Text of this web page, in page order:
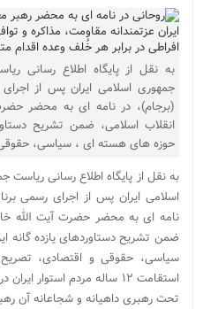
به نقل از پایگاه اطلاع رسانی
جمهوری اسلامی ایران پس از
(برجام)، در نامه ای به محضر
انقلاب اسلامی، ضمن تشریح
حوزه های هسته ای ، سیاسی،
به نقل از پایگاه اطلاع رسانی
اسلامی ایران پس از اجرای رسمی
نامه ای به محضر حضرت آیت الله
ضمن تشریح دستاوردهای یازده گانه
سیاسی، حقوقی و اقتصادی، تصریح
استقامت ۱۲ ساله مردم
تحت رهبری داهیانه و شجاعانه آن